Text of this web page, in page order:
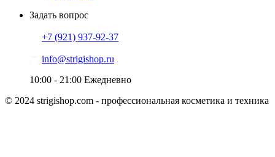
Задать вопрос
+7 (921) 937-92-37
info@strigishop.ru
10:00 - 21:00 Ежедневно
© 2024 strigishop.com - профессиональная косметика и техника